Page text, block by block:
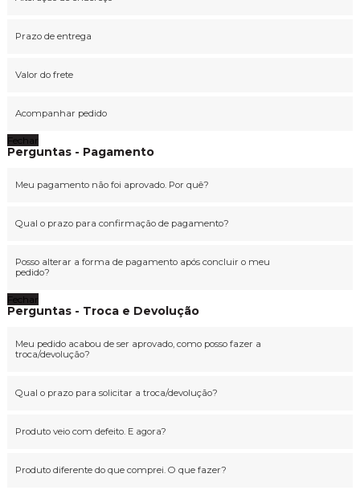
Prazo de entrega
Valor do frete
Acompanhar pedido
Fechar
Perguntas - Pagamento
Meu pagamento não foi aprovado. Por quê?
Qual o prazo para confirmação de pagamento?
Posso alterar a forma de pagamento após concluir o meu
pedido?
Fechar
Perguntas - Troca e Devolução
Meu pedido acabou de ser aprovado, como posso fazer a
troca/devolução?
Qual o prazo para solicitar a troca/devolução?
Produto veio com defeito. E agora?
Produto diferente do que comprei. O que fazer?